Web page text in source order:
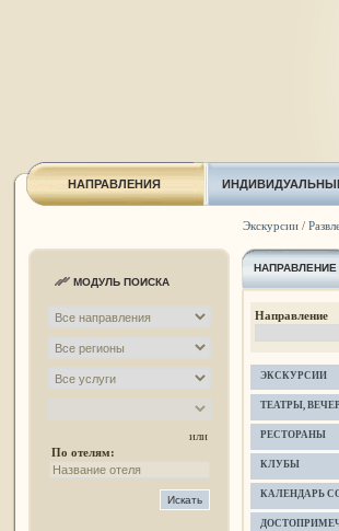
НАПРАВЛЕНИЯ
МОДУЛЬ ПОИСКА
или
По отелям:
Экскурсии /
НАПРАВЛЕНИЕ
ЭКСКУРСИИ
ТЕАТРЫ,
РЕСТОРАНЫ
КЛУБЫ
КАЛЕНДАРЬ